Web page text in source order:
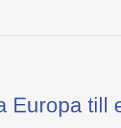
Europa till